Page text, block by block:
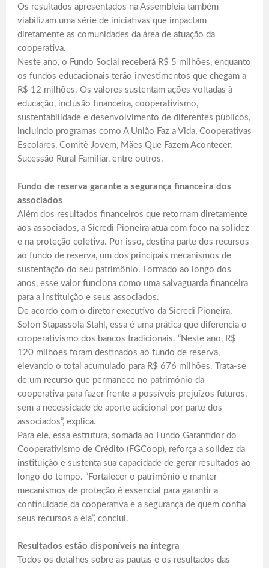
Os resultados apresentados na Assembleia também
viabilizam uma série de iniciativas que impactam
diretamente as comunidades da área de atuação da
cooperativa.
Neste ano, o Fundo Social receberá R$ 5 milhões, enquanto
os fundos educacionais terão investimentos que chegam a
R$ 12 milhões. Os valores sustentam ações voltadas à
educação, inclusão financeira, cooperativismo,
sustentabilidade e desenvolvimento de diferentes públicos,
incluindo programas como A União Faz a Vida, Cooperativas
Escolares, Comitê Jovem, Mães Que Fazem Acontecer,
Sucessão Rural Familiar, entre outros.
Fundo de reserva garante a segurança financeira dos
associados
Além dos resultados financeiros que retornam diretamente
aos associados, a Sicredi Pioneira atua com foco na solidez
e na proteção coletiva. Por isso, destina parte dos recursos
ao fundo de reserva, um dos principais mecanismos de
sustentação do seu patrimônio. Formado ao longo dos
anos, esse valor funciona como uma salvaguarda financeira
para a instituição e seus associados.
De acordo com o diretor executivo da Sicredi Pioneira,
Solon Stapassola Stahl, essa é uma prática que diferencia o
cooperativismo dos bancos tradicionais. “Neste ano, R$
120 milhões foram destinados ao fundo de reserva,
elevando o total acumulado para R$ 676 milhões. Trata-se
de um recurso que permanece no patrimônio da
cooperativa para fazer frente a possíveis prejuízos futuros,
sem a necessidade de aporte adicional por parte dos
associados”, explica.
Para ele, essa estrutura, somada ao Fundo Garantidor do
Cooperativismo de Crédito (FGCoop), reforça a solidez da
instituição e sustenta sua capacidade de gerar resultados ao
longo do tempo. “Fortalecer o patrimônio e manter
mecanismos de proteção é essencial para garantir a
continuidade da cooperativa e a segurança de quem confia
seus recursos a ela”, conclui.
Resultados estão disponíveis na íntegra
Todos os detalhes sobre as pautas e os resultados das